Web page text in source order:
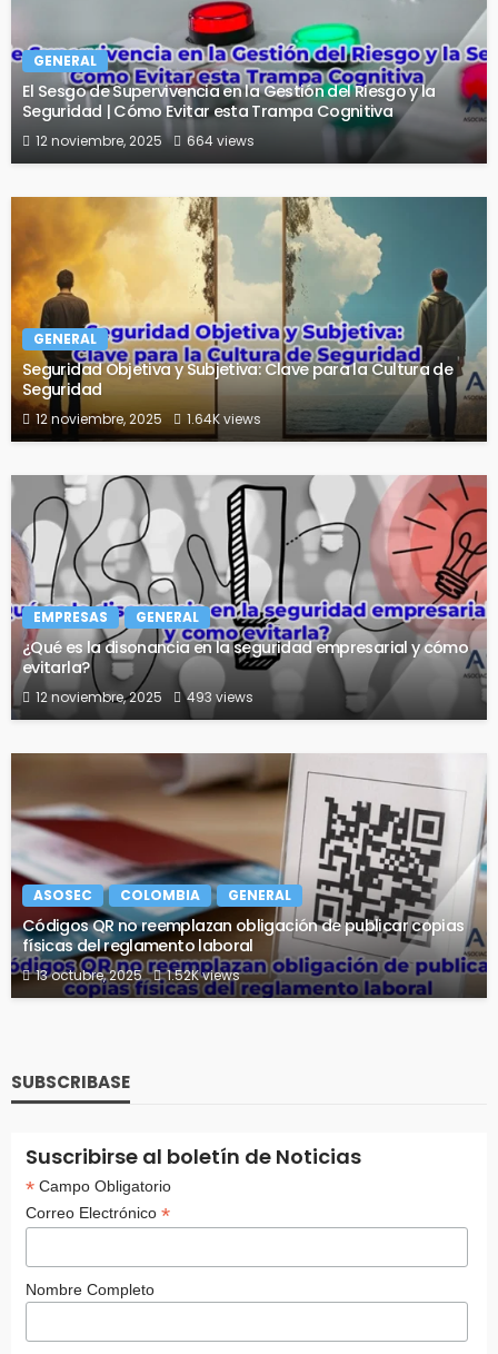
GENERAL
El Sesgo de Supervivencia en la Gestión del Riesgo y la
Seguridad | Cómo Evitar esta Trampa Cognitiva
12 noviembre, 2025 664 views
GENERAL
Seguridad Objetiva y Subjetiva: Clave para la Cultura de
Seguridad
12 noviembre, 2025 1.64K views
EMPRESAS GENERAL
¿Qué es la disonancia en la seguridad empresarial y cómo
evitarla?
12 noviembre, 2025 493 views
ASOSEC COLOMBIA GENERAL
Códigos QR no reemplazan obligación de publicar copias
físicas del reglamento laboral
13 octubre, 2025 1.52K views
SUBSCRIBASE
Suscribirse al boletín de Noticias
*Campo Obligatorio
Correo Electrónico *
Nombre Completo